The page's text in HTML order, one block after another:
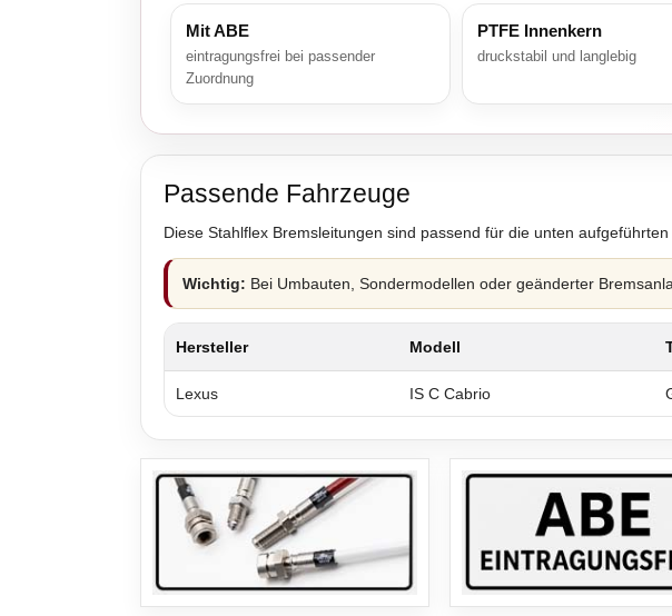
Mit ABE
eintragungsfrei bei passender
Zuordnung
PTFE Innenkern
druckstabil und langlebig
Passende Fahrzeuge
Diese Stahlflex Bremsleitungen sind passend für die unten
Wichtig: Bei Umbauten, Sondermodellen oder geänderter
Hersteller Modell
Lexus IS C Cabrio